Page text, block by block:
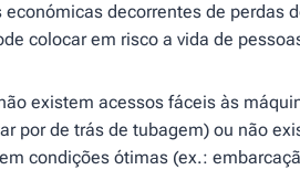
decorrentes de perdas
colocar em risco a vida de
existem acessos fáceis às
por de trás de tubagem) ou não
condições ótimas (ex.: